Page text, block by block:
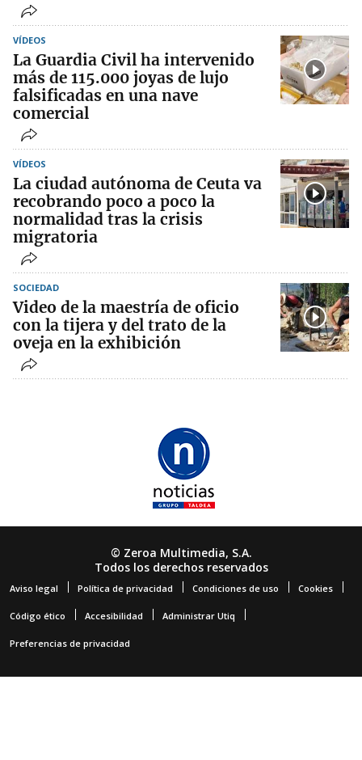
VÍDEOS
La Guardia Civil ha intervenido
más de 115.000 joyas de lujo
falsificadas en una nave
comercial
VÍDEOS
La ciudad autónoma de Ceuta va
recobrando poco a poco la
normalidad tras la crisis
migratoria
SOCIEDAD
Video de la maestría de oficio
con la tijera y del trato de la
oveja en la exhibición
© Zeroa Multimedia, S.A.
Todos los derechos reservados
Aviso legal Política de privacidad Condiciones de uso Cookies
Código ético Accesibilidad Administrar Utiq
Preferencias de privacidad